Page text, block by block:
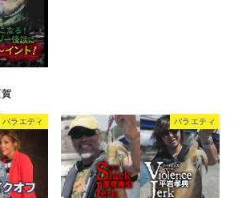
バラエティ バラエティ